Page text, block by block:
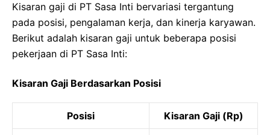
Kisaran gaji di PT Sasa Inti bervariasi tergantung
pada posisi, pengalaman kerja, dan kinerja karyawan.
Berikut adalah kisaran gaji untuk beberapa posisi
pekerjaan di PT Sasa Inti:
Kisaran Gaji Berdasarkan Posisi
Posisi Kisaran Gaji (Rp)